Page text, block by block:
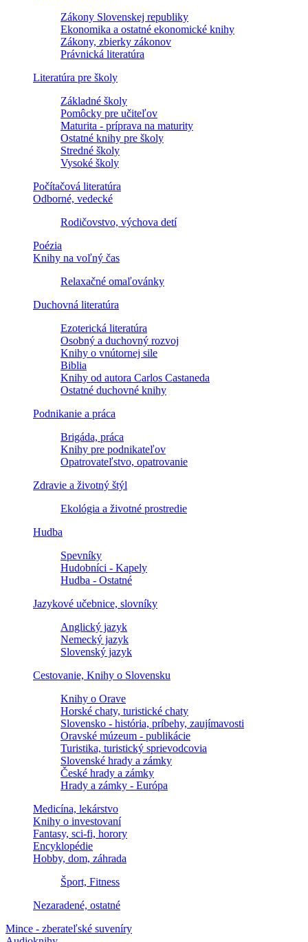
Zákony Slovenskej republiky
Ekonomika a ostatné ekonomické knihy
Zákony, zbierky zákonov
Právnická literatúra
Literatúra pre školy
Základné školy
Pomôcky pre učiteľov
Maturita - príprava na maturity
Ostatné knihy pre školy
Stredné školy
Vysoké školy
Počítačová literatúra
Odborné, vedecké
Rodičovstvo, výchova detí
Poézia
Knihy na voľný čas
Relaxačné omaľovánky
Duchovná literatúra
Ezoterická literatúra
Osobný a duchovný rozvoj
Knihy o vnútornej sile
Biblia
Knihy od autora Carlos Castaneda
Ostatné duchovné knihy
Podnikanie a práca
Brigáda, práca
Knihy pre podnikateľov
Opatrovateľstvo, opatrovanie
Zdravie a životný štýl
Ekológia a životné prostredie
Hudba
Spevníky
Hudobníci - Kapely
Hudba - Ostatné
Jazykové učebnice, slovníky
Anglický jazyk
Nemecký jazyk
Slovenský jazyk
Cestovanie, Knihy o Slovensku
Knihy o Orave
Horské chaty, turistické chaty
Slovensko - história, príbehy, zaujímavosti
Oravské múzeum - publikácie
Turistika, turistický sprievodcovia
Slovenské hrady a zámky
České hrady a zámky
Hrady a zámky - Európa
Medicína, lekárstvo
Knihy o investovaní
Fantasy, sci-fi, horory
Encyklopédie
Hobby, dom, záhrada
Šport, Fitness
Nezaradené, ostatné
Mince - zberateľské suveníry